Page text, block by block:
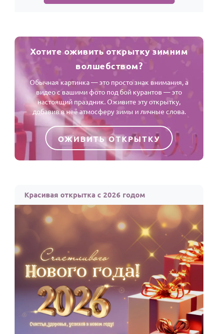
Хотите оживить открытку зимним
волшебством?
Обычная картинка — это просто знак внимания, а
видео с вашими фото под бой курантов — это
настоящий праздник. Оживите эту открытку,
добавив в неё атмосферу зимы и личные слова.
ОЖИВИТЬ ОТКРЫТКУ
Красивая открытка с 2026 годом